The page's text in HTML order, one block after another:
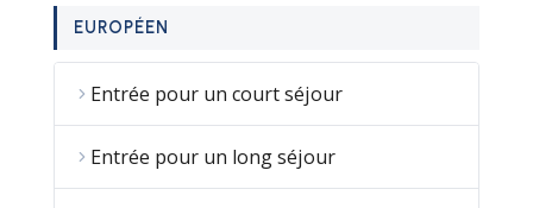
EUROPÉEN
Entrée pour un court séjour
Entrée pour un long séjour